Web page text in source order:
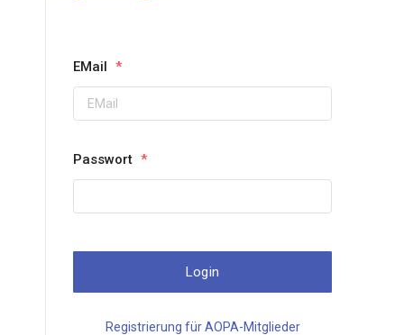
EMail *
Passwort *
Registrierung für AOPA-Mitglieder